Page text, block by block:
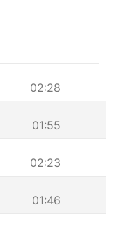
02:28
01:55
02:23
01:46